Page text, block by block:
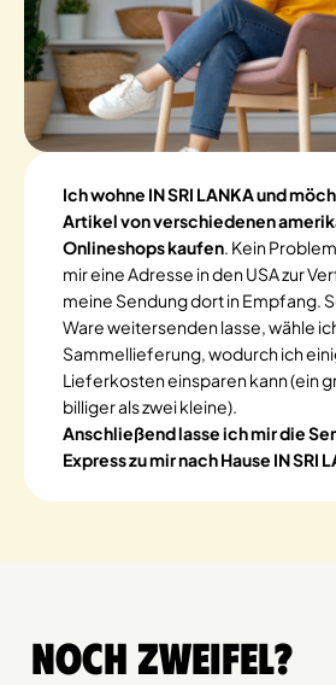
Ich wohne IN SRI LANKA und
Artikel von verschiedenen
Onlineshops kaufen. Kein
mir eine Adresse in den USA zur
meine Sendung dort in Empfang.
Ware weitersenden lasse, wähle
Sammellieferung, wodurch ich
Lieferkosten einsparen kann (ein
billiger als zwei kleine).
Anschließend lasse ich mir die
Express zu mir nach Hause IN SRI
Noch Zweifel?